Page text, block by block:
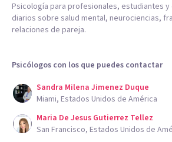
Psicología para profesionales, estudiantes
diarios sobre salud mental, neurociencias,
relaciones de pareja.
Psicólogos con los que puedes contactar
Sandra Milena Jimenez Duque
Miami, Estados Unidos de América
Maria De Jesus Gutierrez Tellez
San Francisco, Estados Unidos de